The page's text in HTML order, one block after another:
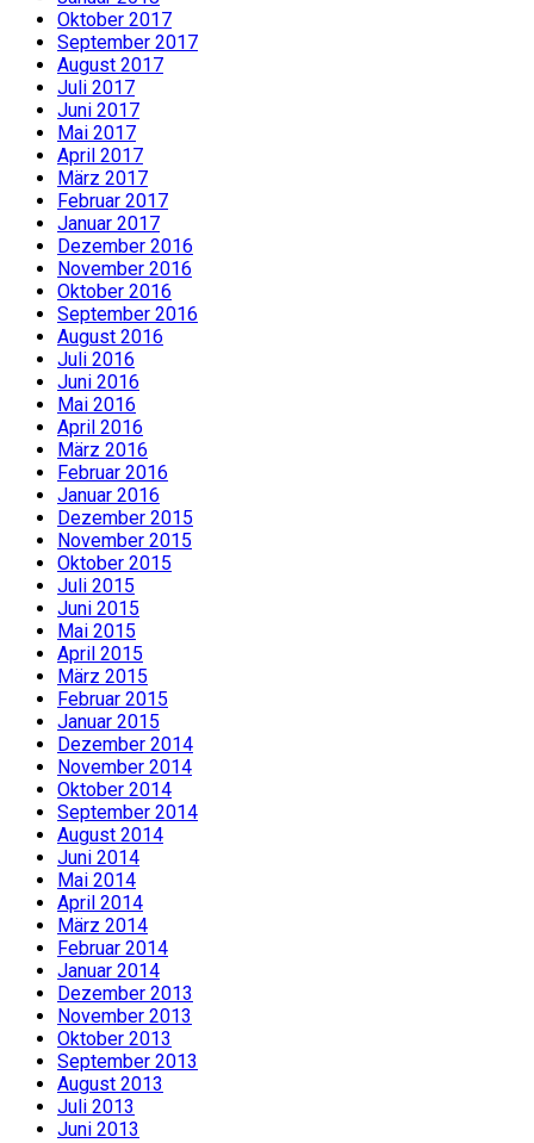
Oktober 2017
September 2017
August 2017
Juli 2017
Juni 2017
Mai 2017
April 2017
März 2017
Februar 2017
Januar 2017
Dezember 2016
November 2016
Oktober 2016
September 2016
August 2016
Juli 2016
Juni 2016
Mai 2016
April 2016
März 2016
Februar 2016
Januar 2016
Dezember 2015
November 2015
Oktober 2015
Juli 2015
Juni 2015
Mai 2015
April 2015
März 2015
Februar 2015
Januar 2015
Dezember 2014
November 2014
Oktober 2014
September 2014
August 2014
Juni 2014
Mai 2014
April 2014
März 2014
Februar 2014
Januar 2014
Dezember 2013
November 2013
Oktober 2013
September 2013
August 2013
Juli 2013
Juni 2013